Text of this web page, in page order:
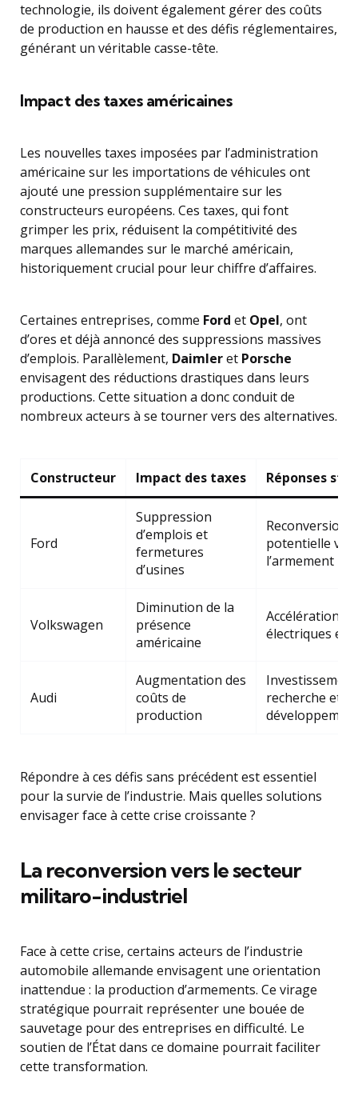
technologie, ils doivent également gérer des coûts
de production en hausse et des défis réglementaires,
générant un véritable casse-tête.
Impact des taxes américaines
Les nouvelles taxes imposées par l’administration
américaine sur les importations de véhicules ont
ajouté une pression supplémentaire sur les
constructeurs européens. Ces taxes, qui font
grimper les prix, réduisent la compétitivité des
marques allemandes sur le marché américain,
historiquement crucial pour leur chiffre d’affaires.
Certaines entreprises, comme Ford et Opel, ont
d’ores et déjà annoncé des suppressions massives
d’emplois. Parallèlement, Daimleret Porsche
envisagent des réductions drastiques dans leurs
productions. Cette situation a donc conduit de
nombreux acteurs à se tourner vers des alternatives.
Constructeur Impact des taxes Réponses
Ford
Suppression
d’emplois et
fermetures
d’usines
Reconversion
potentielle
l’armement
Volkswagen
Diminution de la
présence
américaine
Accélération
électriques en
Audi
Augmentation des
coûts de
production
recherche et
Répondre à ces défis sans précédent est essentiel
pour la survie de l’industrie. Mais quelles solutions
envisager face à cette crise croissante ?
La reconversion vers le secteur
militaro-industriel
Face à cette crise, certains acteurs de l’industrie
automobile allemande envisagent une orientation
inattendue : la production d’armements. Ce virage
stratégique pourrait représenter une bouée de
sauvetage pour des entreprises en difficulté. Le
soutien de l’État dans ce domaine pourrait faciliter
cette transformation.